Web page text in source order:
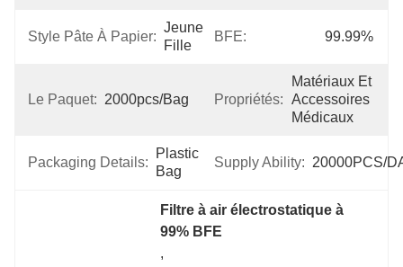
Style Pâte À Papier:
Jeune
Fille
BFE: 99.99%
Le Paquet: 2000pcs/bag Propriétés:
Matériaux Et
Accessoires
Médicaux
Packaging Details:
Plastic
Bag
Supply Ability: 20000PCS/
Filtre à air électrostatique à
99% BFE
,